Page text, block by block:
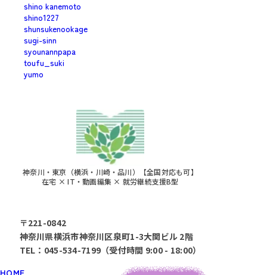
shino kanemoto
shino1227
shunsukenookage
sugi-sinn
syounannpapa
toufu_suki
yumo
神奈川・東京（横浜・川崎・品川）【全国対応も可】
在宅 × IT・動画編集 × 就労継続支援B型
〒221-0842
神奈川県横浜市神奈川区泉町1-3大関ビル 2階
TEL：045-534-7199（受付時間 9:00 - 18:00）
HOME